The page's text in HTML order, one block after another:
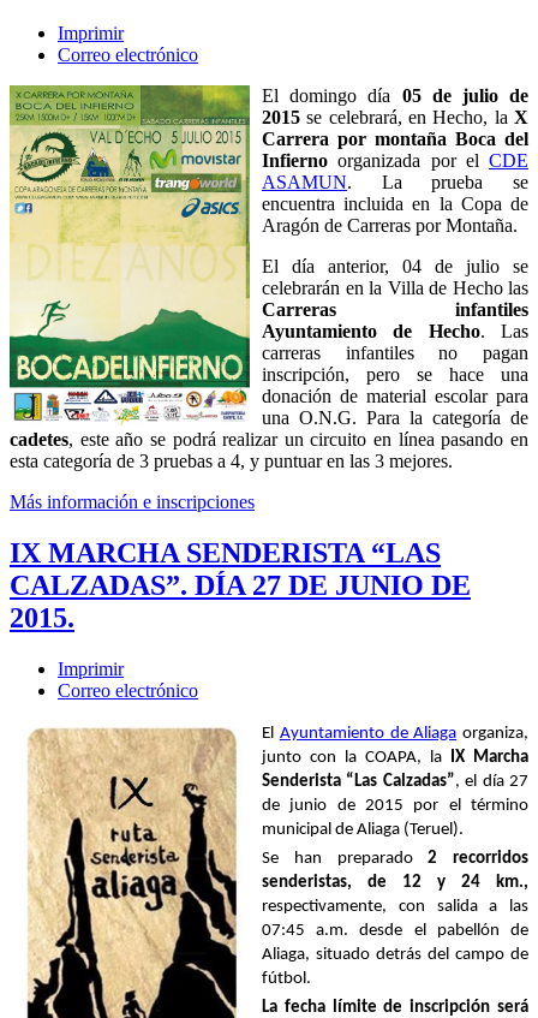
Imprimir
Correo electrónico
El domingo día 05 de julio de
2015 se celebrará, en Hecho, la X
Carrera por montaña Boca del
Infiernoorganizada por el CDE
ASAMUN. La prueba se
encuentra incluida en la Copa de
Aragón de Carreras por Montaña.
El día anterior, 04 de julio se
celebrarán en la Villa de Hecho las
Carreras infantiles
Ayuntamiento de Hecho. Las
carreras infantiles no pagan
inscripción, pero se hace una
donación de material escolar para
una O.N.G. Para la categoría de
cadetes, este año se podrá realizar un circuito en línea pasando en
esta categoría de 3 pruebas a 4, y puntuar en las 3 mejores.
Más información e inscripciones
IX MARCHA SENDERISTA “LAS
CALZADAS”. DÍA 27 DE JUNIO DE
2015.
Imprimir
Correo electrónico
El Ayuntamiento de Aliaga organiza,
junto con la COAPA, la IX Marcha
Senderista “Las Calzadas”, el día 27
de junio de 2015 por el término
municipal de Aliaga (Teruel).
Se han preparado2 recorridos
senderistas, de 12 y 24 km.,
respectivamente, con salida a las
07:45 a.m. desde el pabellón de
Aliaga, situado detrás del campo de
fútbol.
La fecha límite de inscripción será